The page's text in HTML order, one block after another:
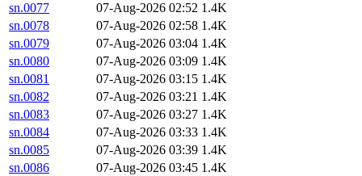
sn.0077
07-Aug-2026 02:52 1.4K
sn.0078
07-Aug-2026 02:58 1.4K
sn.0079
07-Aug-2026 03:04 1.4K
sn.0080
07-Aug-2026 03:09 1.4K
sn.0081
07-Aug-2026 03:15 1.4K
sn.0082
07-Aug-2026 03:21 1.4K
sn.0083
07-Aug-2026 03:27 1.4K
sn.0084
07-Aug-2026 03:33 1.4K
sn.0085
07-Aug-2026 03:39 1.4K
sn.0086
07-Aug-2026 03:45 1.4K